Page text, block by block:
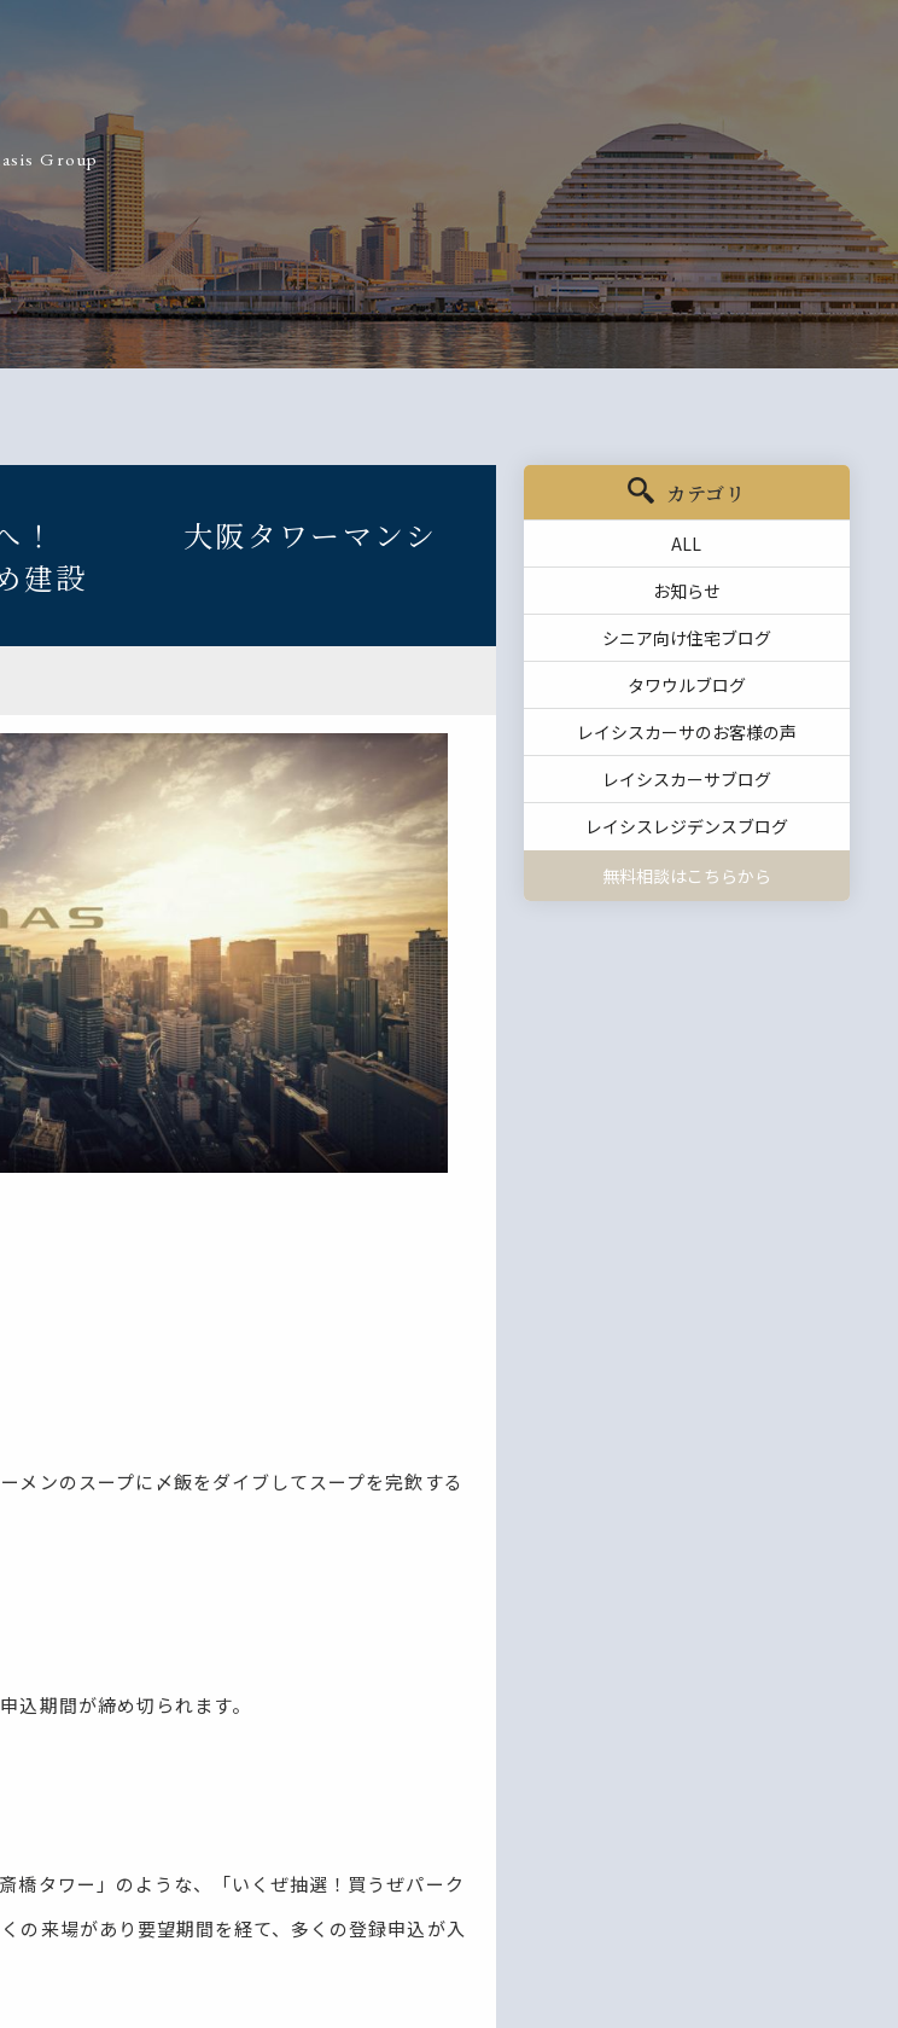
Group
カテゴリ
ALL
お知らせ
シニア向け住宅ブログ
タワウルブログ
レイシスカーサのお客様の声
レイシスカーサブログ
レイシスレジデンスブログ
無料相談はこちらから
選へ！ 大阪タワーマンシ
建設
メンのスープに〆飯をダイブしてスープを完飲する
込期間が締め切られます。
橋タワー」のような、「いくぜ抽選！買うぜパーク
の来場があり要望期間を経て、多くの登録申込が入